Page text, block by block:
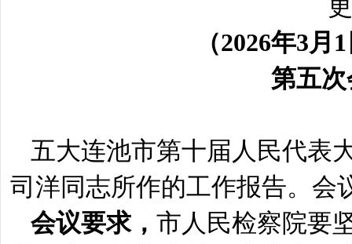
（2026年3月 1
第五
五大连池市第十届人民代表
司洋同志所作的工作报告。会
会议要求， 市人民检察院要